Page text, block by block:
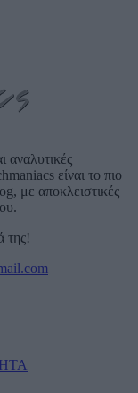
αναλυτικές
είναι το πιο
με αποκλειστικές
της!